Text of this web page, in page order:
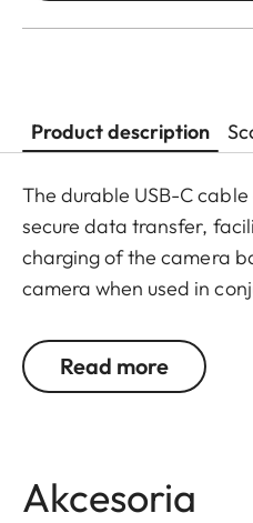
Product description
The durable USB-C
secure data transfer,
charging of the camera
camera when used in
Length: 1 m
Read more
Akcesoria